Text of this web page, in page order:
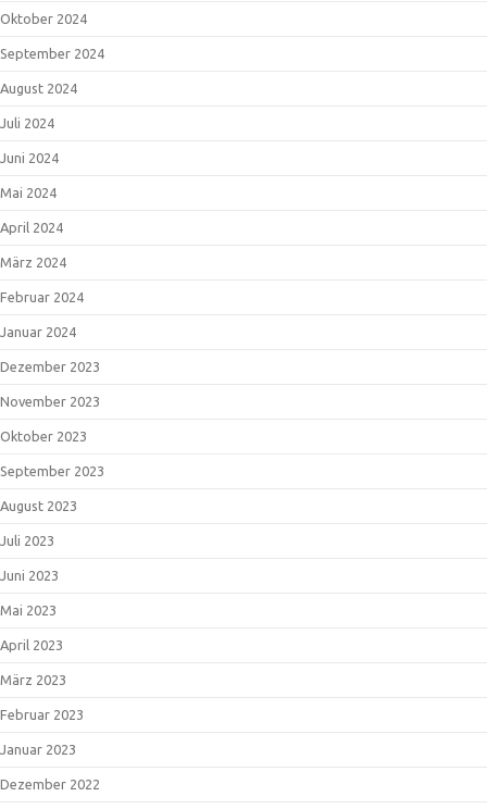
Oktober 2024
September 2024
August 2024
Juli 2024
Juni 2024
Mai 2024
April 2024
März 2024
Februar 2024
Januar 2024
Dezember 2023
November 2023
Oktober 2023
September 2023
August 2023
Juli 2023
Juni 2023
Mai 2023
April 2023
März 2023
Februar 2023
Januar 2023
Dezember 2022